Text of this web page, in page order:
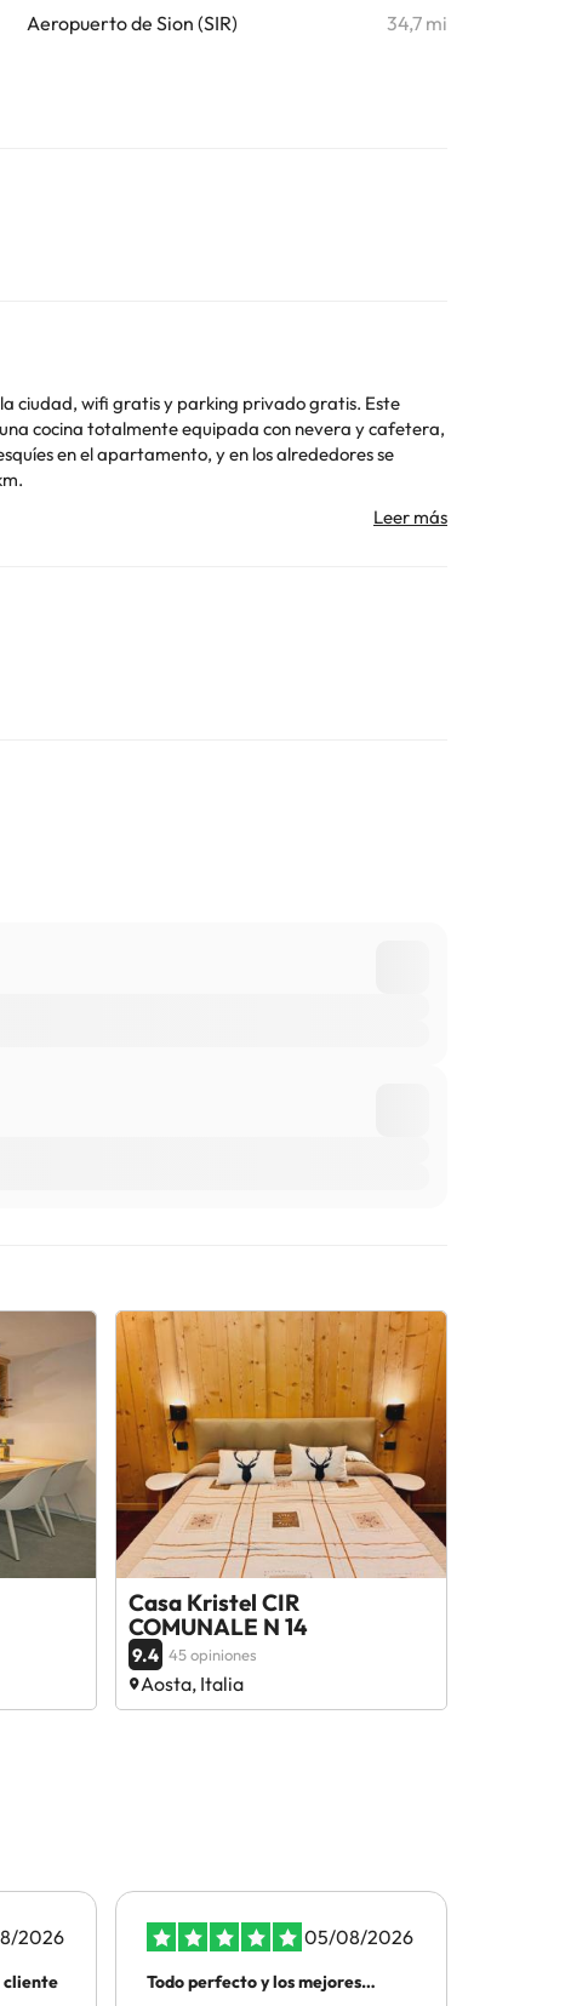
Aeropuerto de Sion (SIR) 34,7 mi
ciudad, wifi gratis y parking privado gratis. Este
Casa Kristel CIR
COMUNALE N 14
9.4 45 opiniones
Aosta, Italia
2026
cliente
05/08/2026
Todo perfecto y los mejores